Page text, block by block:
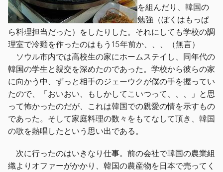
を組んだり、韓国の
勉強（ぼくはもっぱ
ら料理担当だった）をしたりした。それにしても学校の調
理室で冷麺を作ったのはもう15年前か、、、（無言）
ソウル市内では高校生の家にホームステイし、同年代の
韓国の学生と親交を深めたのであった。学校から彼らの家
に向かう中、ずっと相手のジェーウクが僕の手を握ってい
たので、「おいおい、もしかしてこいつって、、、」と思
って怖かったのだが、これは韓国での親愛の情を示すもの
であった。そして家庭料理の数々をもてなして頂き、韓国
の歌を熱唱したという思い出である。
次に行ったのはいきなり仕事。前の会社で韓国の農業組
織よりオファーがかかり、韓国の農産物を日本で売ってく